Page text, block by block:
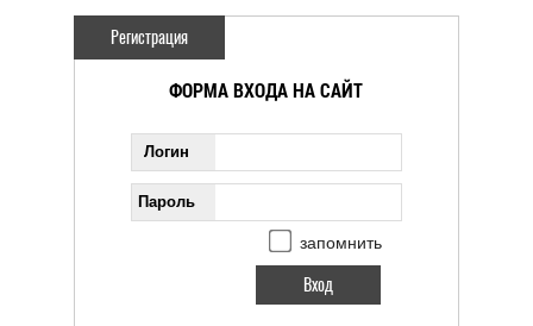
Регистрация
ФОРМА ВХОДА НА САЙТ
Логин
Пароль
запомнить